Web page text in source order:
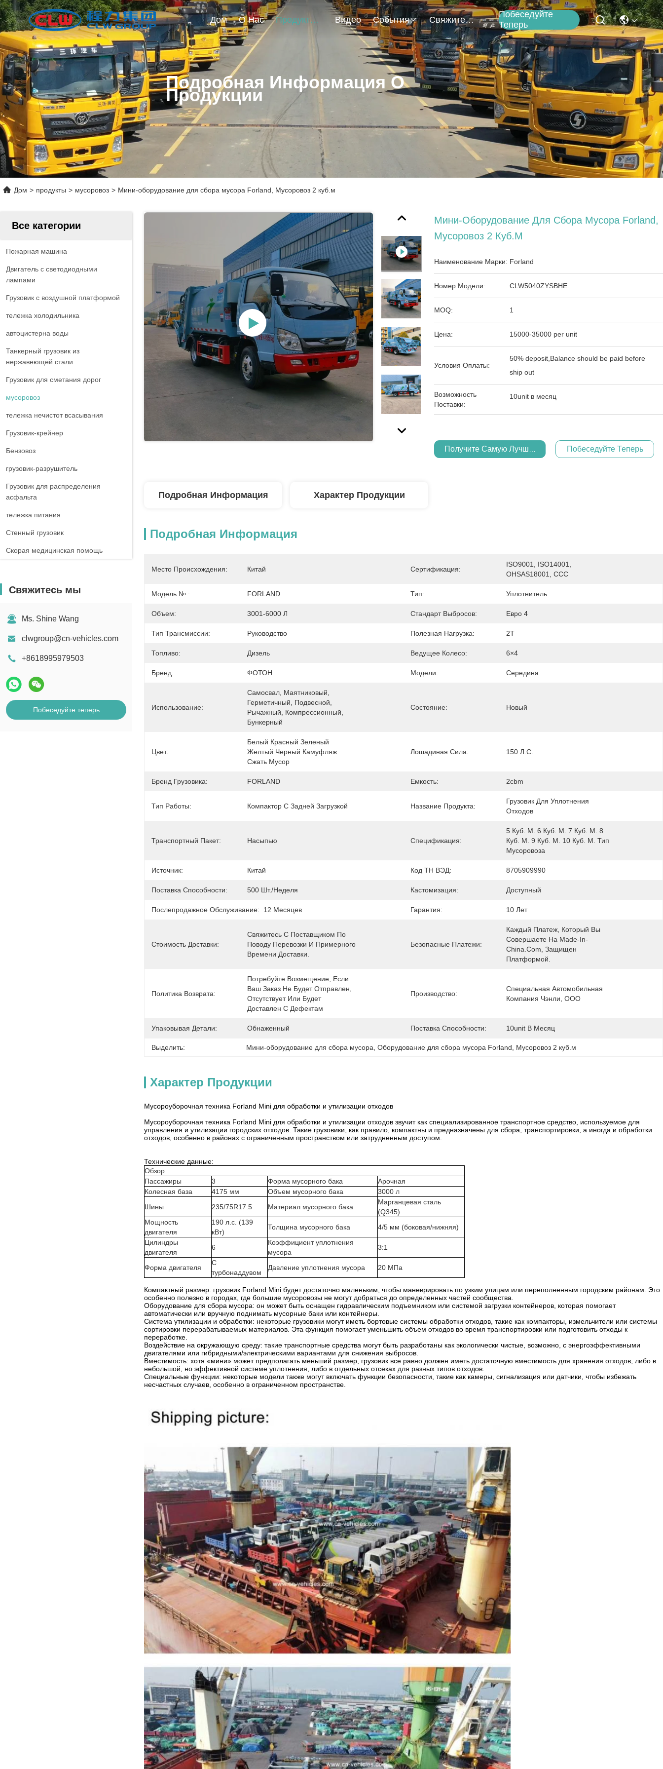
Дом О Нас Продукты Видео События Свяжитесь Мы
Побеседуйте
Теперь
Подробная Информация О
Продукции
Дом > продукты > мусоровоз > Мини-оборудование для сбора мусора Forland, Мусоровоз 2 куб.м
Все категории
Пожарная машина
Двигатель с светодиодными
лампами
Грузовик с воздушной платформой
тележка холодильника
автоцистерна воды
Танкерный грузовик из
нержавеющей стали
Грузовик для сметания дорог
мусоровоз
тележка нечистот всасывания
Грузовик-крейнер
Бензовоз
грузовик-разрушитель
Грузовик для распределения
асфальта
тележка питания
Стенный грузовик
Скорая медицинская помощь
Свяжитесь мы
Ms. Shine Wang
clwgroup@cn-vehicles.com
+8618995979503
Побеседуйте теперь
Мини-Оборудование Для Сбора Мусора Forland,
Мусоровоз 2 Куб.м
Наименование Марки: Forland
Номер Модели: CLW5040ZYSBHE
MOQ: 1
Цена: 15000-35000 per unit
Условия Оплаты:
50% deposit,Balance should be paid before
ship out
Возможность
Поставки:
10unit в месяц
Получите Самую Лучшую Цену Побеседуйте Теперь
Подробная Информация Характер Продукции
Подробная Информация
Место Происхождения: Китай Сертификация:
ISO9001, ISO14001,
OHSAS18001, CCC
Модель №.: FORLAND Тип: Уплотнитель
Объем: 3001-6000 Л Стандарт Выбросов: Евро 4
Тип Трансмиссии: Руководство Полезная Нагрузка: 2T
Топливо: Дизель Ведущее Колесо: 6×4
Бренд: ФОТОН Модели: Середина
Использование:
Самосвал, Маятниковый,
Герметичный, Подвесной,
Рычажный, Компрессионный,
Бункерный
Состояние: Новый
Цвет:
Белый Красный Зеленый
Желтый Черный Камуфляж
Сжать Мусор
Лошадиная Сила: 150 Л.с.
Бренд Грузовика: FORLAND Емкость: 2cbm
Тип Работы: Компактор С Задней Загрузкой Название Продукта:
Грузовик Для Уплотнения
Отходов
Транспортный Пакет: Насыпью Спецификация:
5 Куб. М. 6 Куб. М. 7 Куб. М. 8
Куб. М. 9 Куб. М. 10 Куб. М. Тип
Мусоровоза
Источник: Китай Код ТН ВЭД: 8705909990
Поставка Способности: 500 Шт./неделя Кастомизация: Доступный
Послепродажное Обслуживание: 12 Месяцев Гарантия: 10 Лет
Стоимость Доставки:
Свяжитесь С Поставщиком По
Поводу Перевозки И Примерного
Времени Доставки.
Безопасные Платежи:
Каждый Платеж, Который Вы
Совершаете На Made-In-
China.com, Защищен
Платформой.
Политика Возврата:
Потребуйте Возмещение, Если
Ваш Заказ Не Будет Отправлен,
Отсутствует Или Будет
Доставлен С Дефектам
Производство:
Специальная Автомобильная
Компания Чэнли, ООО
Упаковывая Детали: Обнаженный Поставка Способности: 10unit В Месяц
Выделить: Мини-оборудование для сбора мусора Оборудование для сбора мусора Forland Мусоровоз 2 куб.м
Характер Продукции
Мусороуборочная техника Forland Mini для обработки и утилизации отходов
Мусороуборочная техника Forland Mini для обработки и утилизации отходов звучит как специализированное транспортное средство, используемое для
управления и утилизации городских отходов. Такие грузовики, как правило, компактны и предназначены для сбора, транспортировки, а иногда и обработки
отходов, особенно в районах с ограниченным пространством или затрудненным доступом.
Технические данные:
Обзор
Пассажиры
3 Форма мусорного бака
Арочная
Колесная база
4175 мм Объем мусорного бака
3000 л
Шины
235/75R17.5 Материал мусорного бака
Марганцевая сталь
(Q345)
Мощность
двигателя
190 л.с. (139
кВт)
Толщина мусорного бака
4/5 мм (боковая/нижняя)
Цилиндры
двигателя
6
Коэффициент уплотнения
мусора
3:1
Форма двигателя
С
турбонаддувом
Давление уплотнения мусора 20 МПа
Компактный размер: грузовик Forland Mini будет достаточно маленьким, чтобы маневрировать по узким улицам или переполненным городским районам. Это
особенно полезно в городах, где большие мусоровозы не могут добраться до определенных частей сообщества.
Оборудование для сбора мусора: он может быть оснащен гидравлическим подъемником или системой загрузки контейнеров, которая помогает
автоматически или вручную поднимать мусорные баки или контейнеры.
Система утилизации и обработки: некоторые грузовики могут иметь бортовые системы обработки отходов, такие как компакторы, измельчители или системы
сортировки перерабатываемых материалов. Эта функция помогает уменьшить объем отходов во время транспортировки или подготовить отходы к
переработке.
Воздействие на окружающую среду: такие транспортные средства могут быть разработаны как экологически чистые, возможно, с энергоэффективными
двигателями или гибридными/электрическими вариантами для снижения выбросов.
Вместимость: хотя «мини» может предполагать меньший размер, грузовик все равно должен иметь достаточную вместимость для хранения отходов, либо в
небольшой, но эффективной системе уплотнения, либо в отдельных отсеках для разных типов отходов.
Специальные функции: некоторые модели также могут включать функции безопасности, такие как камеры, сигнализация или датчики, чтобы избежать
несчастных случаев, особенно в ограниченном пространстве.